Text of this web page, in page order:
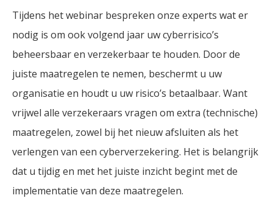
Tijdens het webinar bespreken onze experts wat er
nodig is om ook volgend jaar uw cyberrisico’s
beheersbaar en verzekerbaar te houden. Door de
juiste maatregelen te nemen, beschermt u uw
organisatie en houdt u uw risico’s betaalbaar. Want
vrijwel alle verzekeraars vragen om extra (technische)
maatregelen, zowel bij het nieuw afsluiten als het
verlengen van een cyberverzekering. Het is belangrijk
dat u tijdig en met het juiste inzicht begint met de
implementatie van deze maatregelen.